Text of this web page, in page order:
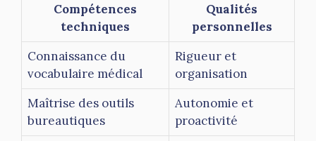
Compétences
techniques
Qualités
personnelles
Connaissance du
vocabulaire médical
Rigueur et
organisation
Maîtrise des outils
bureautiques
Autonomie et
proactivité